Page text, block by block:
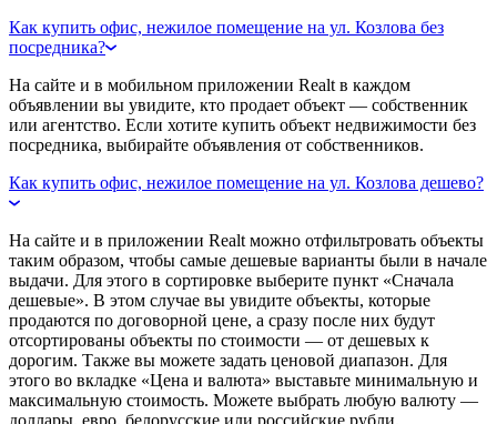
Как купить офис, нежилое помещение на ул. Козлова без
посредника?
На сайте и в мобильном приложении Realt в каждом
объявлении вы увидите, кто продает объект — собственник
или агентство. Если хотите купить объект недвижимости без
посредника, выбирайте объявления от собственников.
Как купить офис, нежилое помещение на ул. Козлова дешево?
На сайте и в приложении Realt можно отфильтровать объекты
таким образом, чтобы самые дешевые варианты были в начале
выдачи. Для этого в сортировке выберите пункт «Сначала
дешевые». В этом случае вы увидите объекты, которые
продаются по договорной цене, а сразу после них будут
отсортированы объекты по стоимости — от дешевых к
дорогим. Также вы можете задать ценовой диапазон. Для
этого во вкладке «Цена и валюта» выставьте минимальную и
максимальную стоимость. Можете выбрать любую валюту —
доллары, евро, белорусские или российские рубли.